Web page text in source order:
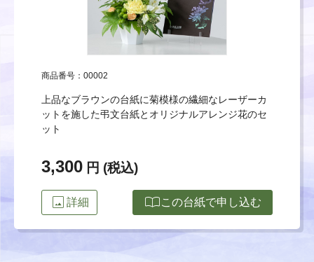
商品番号：00002
上品なブラウンの台紙に菊模様の繊細なレーザーカ
ットを施した弔文台紙とオリジナルアレンジ花のセ
ット
3,300 円 (税込)
image 詳細 import_contactsこの台紙で申し込む